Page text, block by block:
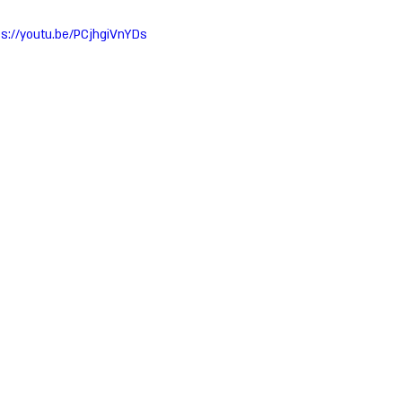
youtu.be/PCjhgiVnYDs